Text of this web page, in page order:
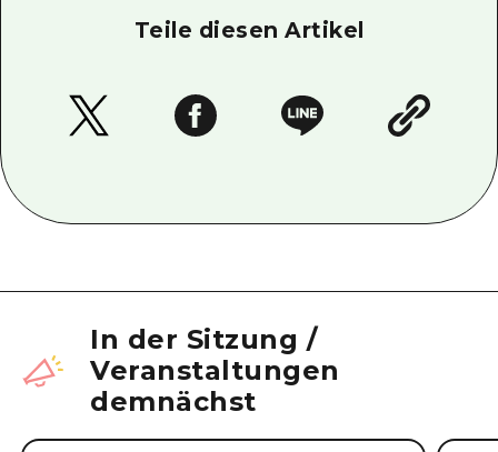
Teile diesen Artikel
In der Sitzung /
Veranstaltungen
demnächst